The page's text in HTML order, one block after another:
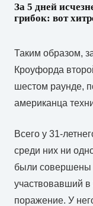
За 5 дней
грибок: вот
Таким образом,
Кроуфорда
шестом раунде,
американца
Всего у 31-
среди них ни
были совершены
участвовавший в
поражение. У